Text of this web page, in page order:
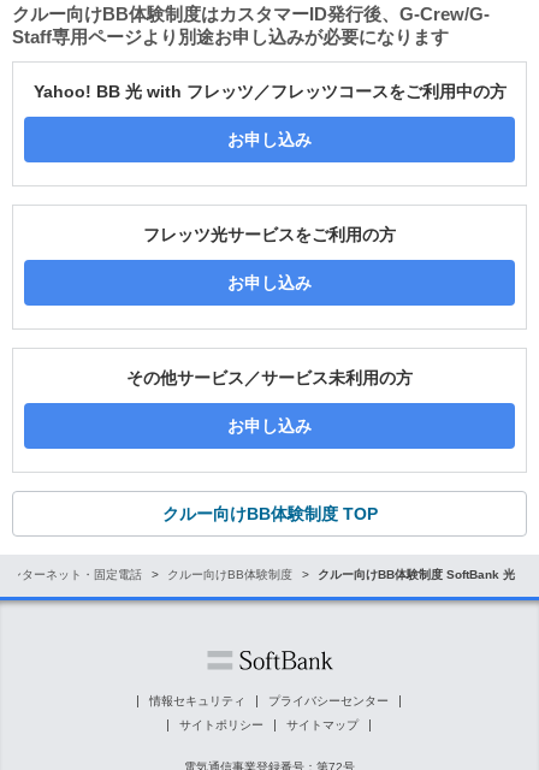
クルー向けBB体験制度はカスタマーID発行後、G-Crew/G-
Staff専用ページより別途お申し込みが必要になります
Yahoo! BB 光 with フレッツ／フレッツコースをご利用中の方
お申し込み
フレッツ光サービスをご利用の方
お申し込み
その他サービス／サービス未利用の方
お申し込み
クルー向けBB体験制度 TOP
ンターネット・固定電話 クルー向けBB体験制度 クルー向けBB体験制度 SoftBank 光
情報セキュリティ
プライバシーセンター
サイトポリシー
サイトマップ
電気通信事業登録番号：第72号